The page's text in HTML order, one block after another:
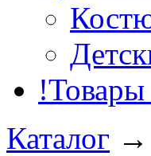
Каталог →